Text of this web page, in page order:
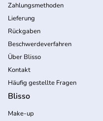
Zahlungsmethoden
Lieferung
Rückgaben
Beschwerdeverfahren
Über Blisso
Kontakt
Häufig gestellte Fragen
Blisso
Make-up